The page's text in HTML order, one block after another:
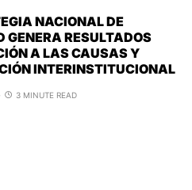
NACIONAL DE
GENERA RESULTADOS
A LAS CAUSAS Y
INTERINSTITUCIONAL
3 MINUTE READ